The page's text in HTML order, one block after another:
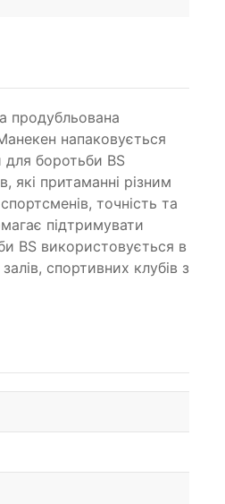
продубльована
напаковується
для боротьби BS
які притаманні різним
точність та
підтримувати
BS використовується в
спортивних клубів з